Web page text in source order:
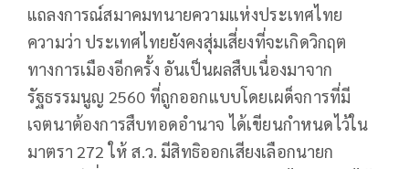
แถลงการณ์สมาคมทนายความแห่งประเทศไทย
ความว่า ประเทศไทยยังคงสุ่มเสี่ยงที่จะเกิดวิกฤต
ทางการเมืองอีกครั้ง อันเป็นผลสืบเนื่องมาจาก
รัฐธรรมนูญ 2560 ที่ถูกออกแบบโดยเผด็จการที่มี
เจตนาต้องการสืบทอดอำนาจ ได้เขียนกำหนดไว้ใน
มาตรา 272 ให้ ส.ว. มีสิทธิออกเสียงเลือกนายก